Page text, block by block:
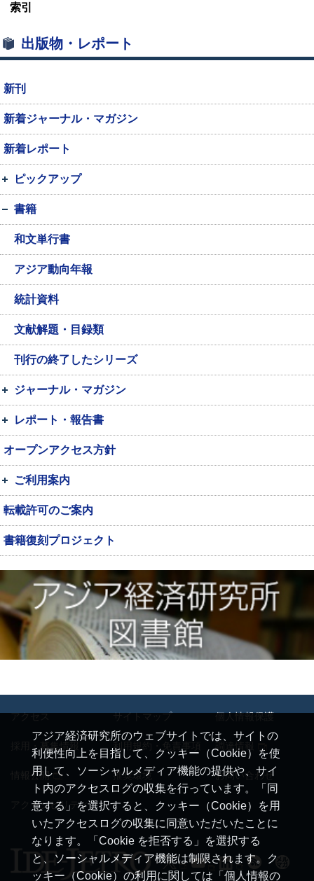
索引
出版物・レポート
新刊
新着ジャーナル・マガジン
新着レポート
ピックアップ
書籍
和文単行書
アジア動向年報
統計資料
文献解題・目録類
刊行の終了したシリーズ
ジャーナル・マガジン
レポート・報告書
オープンアクセス方針
ご利用案内
転載許可のご案内
書籍復刻プロジェクト
アジア経済研究所のウェブサイトでは、サイトの
利便性向上を目指して、クッキー（Cookie）を使
用して、ソーシャルメディア機能の提供や、サイ
ト内のアクセスログの収集を行っています。「同
意する」を選択すると、クッキー（Cookie）を用
いたアクセスログの収集に同意いただいたことに
なります。「Cookie を拒否する」を選択する
と、ソーシャルメディア機能は制限されます。ク
ッキー（Cookie）の利用に関しては「個人情報の
アクセス サイトマップ 個人情報保護
採用・募集情報 利用規約・免責事項
情報公開 推奨環境 お問い合わせ
アクセシビリティ